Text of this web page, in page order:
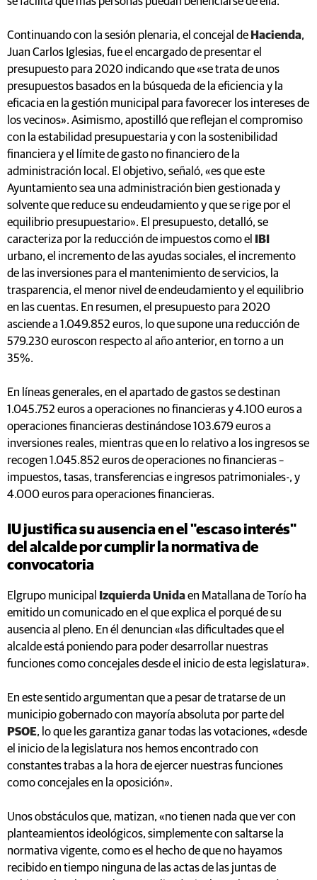
Continuando con la sesión plenaria, el concejal de Hacienda,
Juan Carlos Iglesias, fue el encargado de presentar el
presupuesto para 2020 indicando que «se trata de unos
presupuestos basados en la búsqueda de la eficiencia y la
eficacia en la gestión municipal para favorecer los intereses de
los vecinos». Asimismo, apostilló que reflejan el compromiso
con la estabilidad presupuestaria y con la sostenibilidad
financiera y el límite de gasto no financiero de la
administración local. El objetivo, señaló, «es que este
Ayuntamiento sea una administración bien gestionada y
solvente que reduce su endeudamiento y que se rige por el
equilibrio presupuestario». El presupuesto, detalló, se
caracteriza por la reducción de impuestos como el
IBI
urbano, el incremento de las ayudas sociales, el incremento
de las inversiones para el mantenimiento de servicios, la
trasparencia, el menor nivel de endeudamiento y el equilibrio
en las cuentas. En resumen, el presupuesto para 2020
asciende a 1.049.852 euros, lo que supone una reducción de
579.230 euroscon respecto al año anterior, en torno a un
35%.
En líneas generales, en el apartado de gastos se destinan
1.045.752 euros a operaciones no financieras y 4.100 euros a
operaciones financieras destinándose 103.679 euros a
inversiones reales, mientras que en lo relativo a los ingresos se
recogen 1.045.852 euros de operaciones no financieras –
impuestos, tasas, transferencias e ingresos patrimoniales-, y
4.000 euros para operaciones financieras.
IU justifica su ausencia en el "escaso interés"
del alcalde por cumplir la normativa de
convocatoria
Elgrupo municipal Izquierda Unidaen Matallana de Torío ha
emitido un comunicado en el que explica el porqué de su
ausencia al pleno. En él denuncian «las dificultades que el
alcalde está poniendo para poder desarrollar nuestras
funciones como concejales desde el inicio de esta legislatura».
En este sentido argumentan que a pesar de tratarse de un
municipio gobernado con mayoría absoluta por parte del
PSOE, lo que les garantiza ganar todas las votaciones, «desde
el inicio de la legislatura nos hemos encontrado con
constantes trabas a la hora de ejercer nuestras funciones
como concejales en la oposición».
Unos obstáculos que, matizan, «no tienen nada que ver con
planteamientos ideológicos, simplemente con saltarse la
normativa vigente, como es el hecho de que no hayamos
recibido en tiempo ninguna de las actas de las juntas de